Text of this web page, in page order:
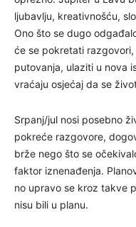
ljubavlju, kreativnošću,
Ono što se dugo
će se pokretati
putovanja, ulaziti u nova
vraćaju osjećaj da se
Srpanj/jul nosi posebno
pokreće razgovore,
brže nego što se
faktor iznenađenja.
no upravo se kroz takve
nisu bili u planu.